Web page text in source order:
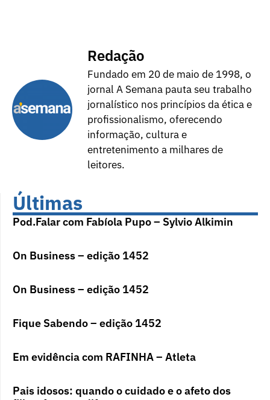
Redação
Fundado em 20 de maio de 1998, o
jornal A Semana pauta seu trabalho
jornalístico nos princípios da ética e
profissionalismo, oferecendo
informação, cultura e
entretenimento a milhares de
leitores.
Últimas
Pod.Falar com Fabíola Pupo – Sylvio Alkimin
On Business – edição 1452
On Business – edição 1452
Fique Sabendo – edição 1452
Em evidência com RAFINHA – Atleta
Pais idosos: quando o cuidado e o afeto dos